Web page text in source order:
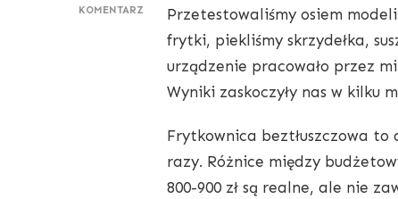
KOMENTARZ
FRYTKOWNIC
BEZTŁUSZCZOWYCH
AIRFRYER
Przetestowaliśmy osiem
frytki, piekliśmy skrzydełka,
urządzenie pracowało przez
Wyniki zaskoczyły nas w kilku
Frytkownica beztłuszczowa to
razy. Różnice między
800-900 zł są realne, ale nie